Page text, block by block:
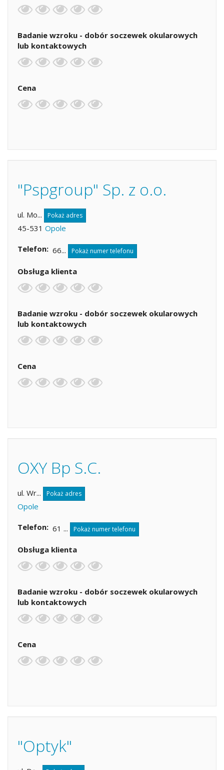
Badanie wzroku - dobór soczewek okularowych
lub kontaktowych
Cena
"Pspgroup" Sp. z o.o.
ul. Mo... Pokaż adres
45-531 Opole
Telefon 66... Pokaż numer telefonu
Obsługa klienta
Badanie wzroku - dobór soczewek okularowych
lub kontaktowych
Cena
OXY Bp S.C.
ul. Wr... Pokaż adres
Opole
Telefon 61 ... Pokaż numer telefonu
Obsługa klienta
Badanie wzroku - dobór soczewek okularowych
lub kontaktowych
Cena
"Optyk"